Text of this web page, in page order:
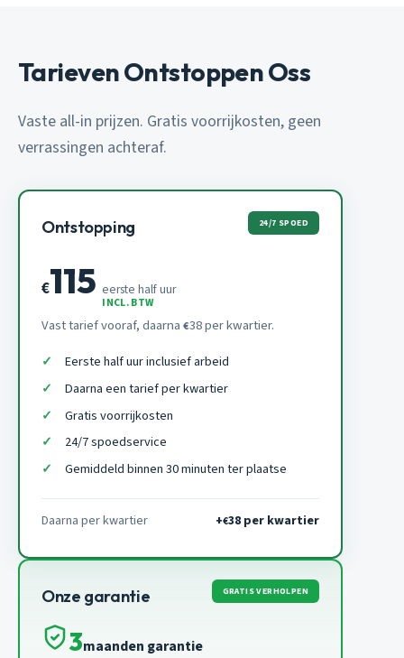
Tarieven Ontstoppen Oss
Vaste all-in prijzen. Gratis voorrijkosten, geen
verrassingen achteraf.
Ontstopping 24/7 SPOED
€115 eerste half uur
INCL. BTW
Vast tarief vooraf, daarna €38 per kwartier.
Eerste half uur inclusief arbeid
Daarna een tarief per kwartier
Gratis voorrijkosten
24/7 spoedservice
Gemiddeld binnen 30 minuten ter plaatse
Daarna per kwartier +€38 per kwartier
Onze garantie GRATIS VERHOLPEN
3maanden garantie